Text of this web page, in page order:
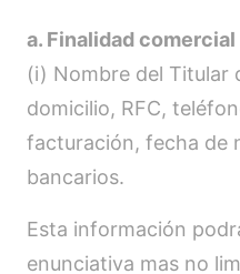
a. Finalidad comercial
(i) Nombre del Titular
domicilio, RFC,
facturación, fecha de
bancarios.
Esta información
enunciativa mas no